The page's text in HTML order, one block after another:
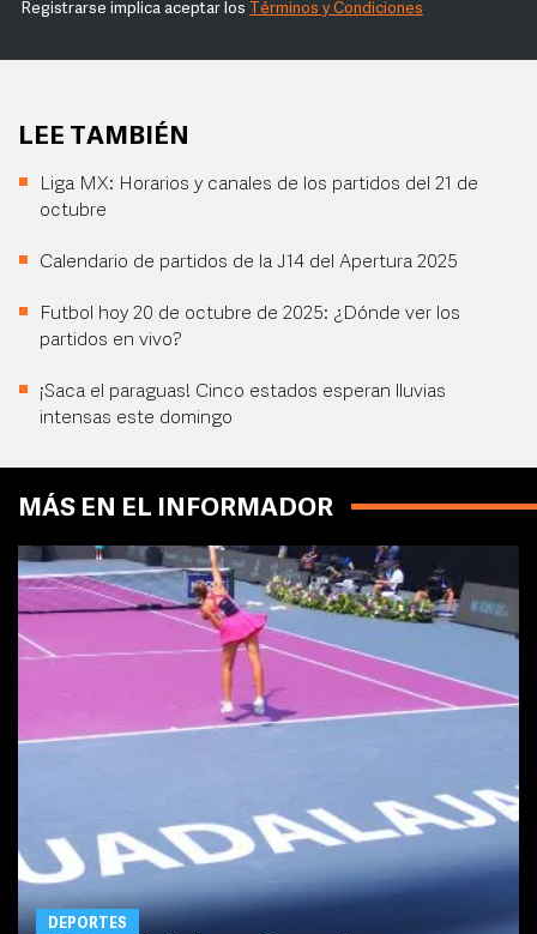
Registrarse implica aceptar los Términos y Condiciones
LEE TAMBIÉN
Liga MX: Horarios y canales de los partidos del 21 de
octubre
Calendario de partidos de la J14 del Apertura 2025
Futbol hoy 20 de octubre de 2025: ¿Dónde ver los
partidos en vivo?
¡Saca el paraguas! Cinco estados esperan lluvias
intensas este domingo
MÁS EN EL INFORMADOR
DEPORTES